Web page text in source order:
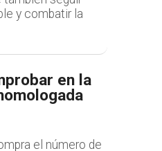
y combatir la
en la
el número de